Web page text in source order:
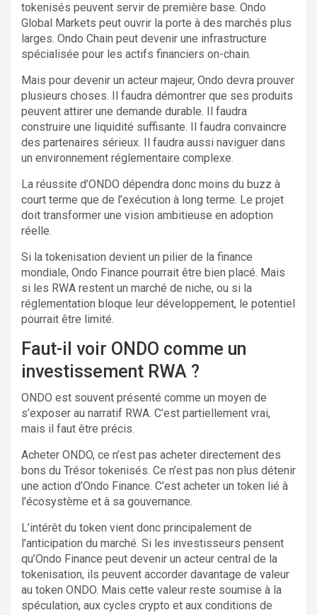
tokenisés peuvent servir de première base. Ondo
Global Markets peut ouvrir la porte à des marchés plus
larges. Ondo Chain peut devenir une infrastructure
spécialisée pour les actifs financiers on-chain.
Mais pour devenir un acteur majeur, Ondo devra prouver
plusieurs choses. Il faudra démontrer que ses produits
peuvent attirer une demande durable. Il faudra
construire une liquidité suffisante. Il faudra convaincre
des partenaires sérieux. Il faudra aussi naviguer dans
un environnement réglementaire complexe.
La réussite d’ONDO dépendra donc moins du buzz à
court terme que de l’exécution à long terme. Le projet
doit transformer une vision ambitieuse en adoption
réelle.
Si la tokenisation devient un pilier de la finance
mondiale, Ondo Finance pourrait être bien placé. Mais
si les RWA restent un marché de niche, ou si la
réglementation bloque leur développement, le potentiel
pourrait être limité.
Faut-il voir ONDO comme un
investissement RWA ?
ONDO est souvent présenté comme un moyen de
s’exposer au narratif RWA. C’est partiellement vrai,
mais il faut être précis.
Acheter ONDO, ce n’est pas acheter directement des
bons du Trésor tokenisés. Ce n’est pas non plus détenir
une action d’Ondo Finance. C’est acheter un token lié à
l’écosystème et à sa gouvernance.
L’intérêt du token vient donc principalement de
l’anticipation du marché. Si les investisseurs pensent
qu’Ondo Finance peut devenir un acteur central de la
tokenisation, ils peuvent accorder davantage de valeur
au token ONDO. Mais cette valeur reste soumise à la
spéculation, aux cycles crypto et aux conditions de